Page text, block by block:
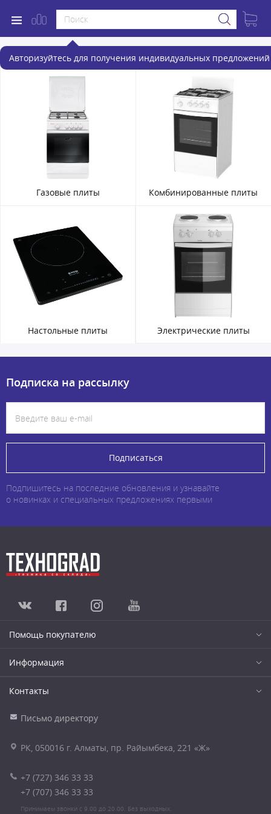
Авторизуйтесь для получения индивидуальных предложений
Кухонные плиты
Газовые плиты Комбинированные плиты
Настольные плиты Электрические плиты
Подписка на рассылку
Подписаться
Подпишитесь на последние обновления и узнавайте
о новинках и специальных предложениях первыми
Помощь покупателю
Информация
Контакты
Письмо директору
РК, 050016 г. Алматы, пр. Райымбека, 221 «Ж»
+7 (727) 346 33 33
+7 (707) 346 33 33
Принимаем звонки с 9.00 до 20.00. Без выходных.